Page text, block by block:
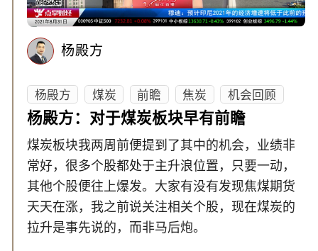
杨殿方
杨殿方 煤炭 前瞻 焦炭
机会回顾
杨殿方：对于煤炭板块早有前瞻
煤炭板块我两周前便提到了其中的机会，业绩非
常好，很多个股都处于主升浪位置，只要一动，
其他个股便往上爆发。大家有没有发现焦煤期货
天天在涨，我之前说关注相关个股，现在煤炭的
拉升是事先说的，而非马后炮。